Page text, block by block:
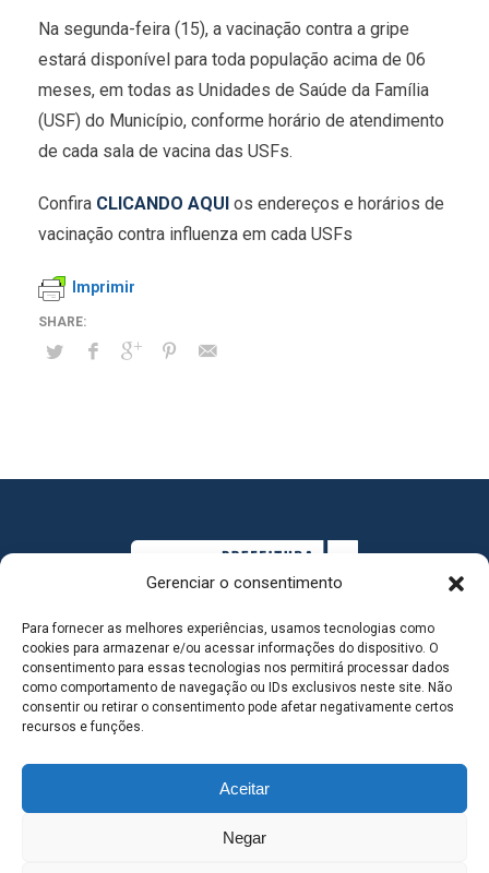
Gerenciar o consentimento
Para fornecer as melhores experiências, usamos tecnologias como
cookies para armazenar e/ou acessar informações do dispositivo. O
consentimento para essas tecnologias nos permitirá processar dados
como comportamento de navegação ou IDs exclusivos neste site. Não
consentir ou retirar o consentimento pode afetar negativamente certos
recursos e funções.
Aceitar
Negar
Na segunda-feira (15), a vacinação contra a gripe
estará disponível para toda população acima de 06
meses, em todas as Unidades de Saúde da Família
(USF) do Município, conforme horário de atendimento
de cada sala de vacina das USFs.
Confira CLICANDO AQUI os endereços e horários de
vacinação contra influenza em cada USFs
Imprimir
MAPA DO SITE
SEDE DO ADMINISTRATIVO MUNICIPAL - Avenida